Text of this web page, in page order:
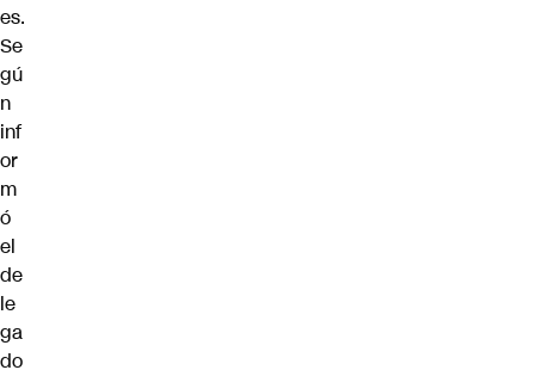
es.
Se
gú
n
inf
or
m
ó
el
de
le
ga
do